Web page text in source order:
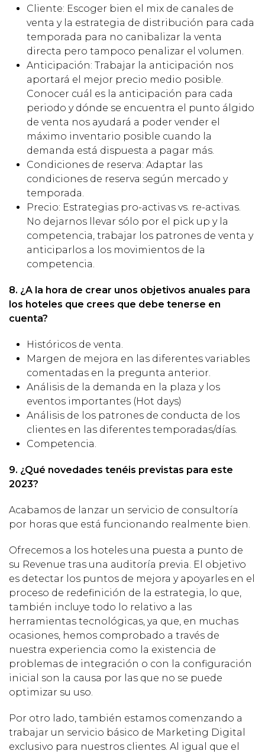
Cliente: Escoger bien el mix de canales de
venta y la estrategia de distribución para cada
temporada para no canibalizar la venta
directa pero tampoco penalizar el volumen.
Anticipación: Trabajar la anticipación nos
aportará el mejor precio medio posible.
Conocer cuál es la anticipación para cada
periodo y dónde se encuentra el punto álgido
de venta nos ayudará a poder vender el
máximo inventario posible cuando la
demanda está dispuesta a pagar más.
Condiciones de reserva: Adaptar las
condiciones de reserva según mercado y
temporada.
Precio: Estrategias pro-activas vs. re-activas.
No dejarnos llevar sólo por el pick up y la
competencia, trabajar los patrones de venta y
anticiparlos a los movimientos de la
competencia.
8. ¿A la hora de crear unos objetivos anuales para
los hoteles que crees que debe tenerse en
cuenta?
Históricos de venta.
Margen de mejora en las diferentes variables
comentadas en la pregunta anterior.
Análisis de la demanda en la plaza y los
eventos importantes (Hot days)
Análisis de los patrones de conducta de los
clientes en las diferentes temporadas/días.
Competencia.
9. ¿Qué novedades tenéis previstas para este
2023?
Acabamos de lanzar un servicio de consultoría
por horas que está funcionando realmente bien.
Ofrecemos a los hoteles una puesta a punto de
su Revenue tras una auditoría previa. El objetivo
es detectar los puntos de mejora y apoyarles en el
proceso de redefinición de la estrategia, lo que,
también incluye todo lo relativo a las
herramientas tecnológicas, ya que, en muchas
ocasiones, hemos comprobado a través de
nuestra experiencia como la existencia de
problemas de integración o con la configuración
inicial son la causa por las que no se puede
optimizar su uso.
Por otro lado, también estamos comenzando a
trabajar un servicio básico de Marketing Digital
exclusivo para nuestros clientes. Al igual que el